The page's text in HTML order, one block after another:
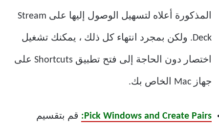
المذكورة أعلاه لتسهيل الوصول إليها على Stream
Deck. ولكن بمجرد انتهاء كل ذلك ، يمكنك تشغيل
اختصار دون الحاجة إلى فتح تطبيق Shortcuts على
جهاز Mac الخاص بك.
Pick Windows and Create Pairs: قم بتقسيم